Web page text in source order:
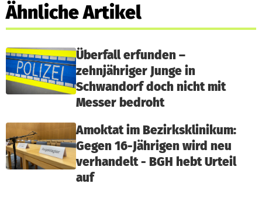
Ähnliche Artikel
Überfall erfunden –
zehnjähriger Junge in
Schwandorf doch nicht mit
Messer bedroht
Amoktat im Bezirksklinikum:
Gegen 16-Jährigen wird neu
verhandelt - BGH hebt Urteil
auf